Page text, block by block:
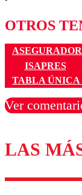
OTROS
ISAPRES
TABLA ÚNICA
Ver
Los
LAS